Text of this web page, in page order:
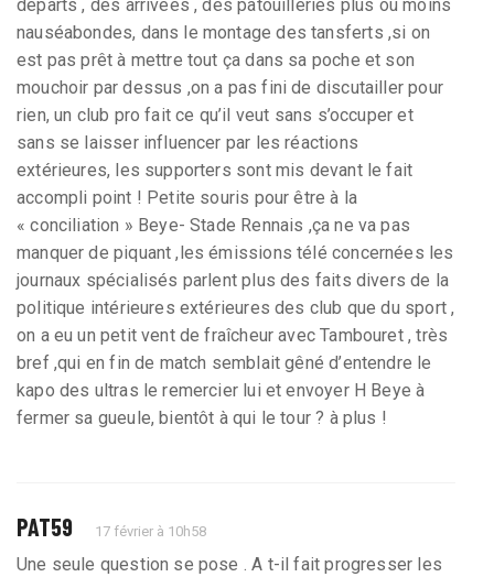
départs , des arrivées , des patouilleries plus ou moins
nauséabondes, dans le montage des tansferts ,si on
est pas prêt à mettre tout ça dans sa poche et son
mouchoir par dessus ,on a pas fini de discutailler pour
rien, un club pro fait ce qu’il veut sans s’occuper et
sans se laisser influencer par les réactions
extérieures, les supporters sont mis devant le fait
accompli point ! Petite souris pour être à la
« conciliation » Beye- Stade Rennais ,ça ne va pas
manquer de piquant ,les émissions télé concernées les
journaux spécialisés parlent plus des faits divers de la
politique intérieures extérieures des club que du sport ,
on a eu un petit vent de fraîcheur avec Tambouret , très
bref ,qui en fin de match semblait gêné d’entendre le
kapo des ultras le remercier lui et envoyer H Beye à
fermer sa gueule, bientôt à qui le tour ? à plus !
PAT59 17 février à 10h58
Une seule question se pose . A t-il fait progresser les